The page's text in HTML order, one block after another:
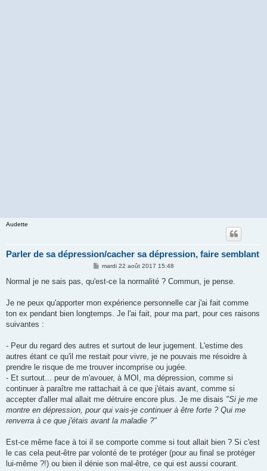
Audette
Parler de sa dépression/cacher sa dépression, faire semblant
M
s
g
mardi 22 août 2017 15:48
Normal je ne sais pas, qu'est-ce la normalité ? Commun, je pense.
Je ne peux qu'apporter mon expérience personnelle car j'ai fait comme
ton ex pendant bien longtemps. Je l'ai fait, pour ma part, pour ces raisons
suivantes :
- Peur du regard des autres et surtout de leur jugement. L'estime des
autres étant ce qu'il me restait pour vivre, je ne pouvais me résoidre à
prendre le risque de me trouver incomprise ou jugée.
- Et surtout... peur de m'avouer, à MOI, ma dépression, comme si
continuer à paraître me rattachait à ce que j'étais avant, comme si
accepter d'aller mal allait me détruire encore plus. Je me disais "Si je me
montre en dépression, pour qui vais-je continuer à être forte ? Qui me
renverra à ce que j'étais avant la maladie ?"
Est-ce même face à toi il se comporte comme si tout allait bien ? Si c'est
le cas cela peut-être par volonté de te protéger (pour au final se protéger
lui-même ?!) ou bien il dénie son mal-être, ce qui est aussi courant.